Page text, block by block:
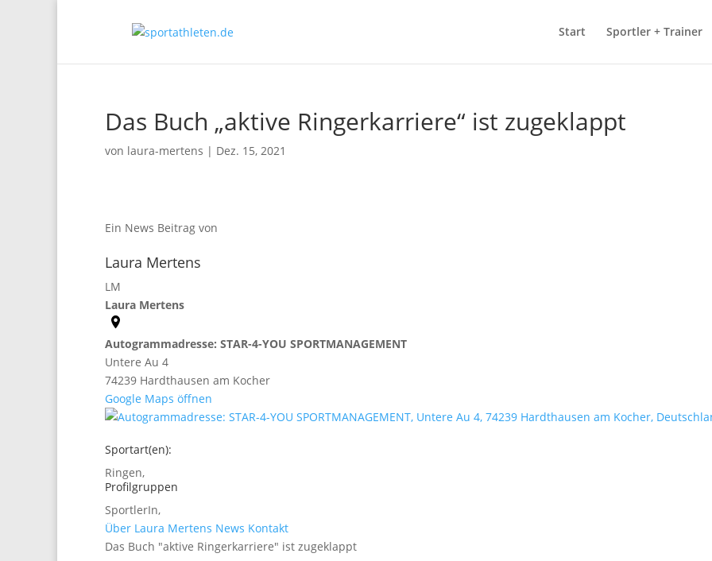
Start Sportler + Trainer
Das Buch „aktive Ringerkarriere“ ist zugeklappt
von laura-mertens | Dez. 15, 2021
Ein News Beitrag von
Laura Mertens
LM
Laura Mertens
Autogrammadresse: STAR-4-YOU SPORTMANAGEMENT
Untere Au 4
74239 Hardthausen am Kocher
Google Maps öffnen
Sportart(en):
Ringen,
Profilgruppen
SportlerIn,
Über Laura Mertens News Kontakt
Das Buch "aktive Ringerkarriere" ist zugeklappt